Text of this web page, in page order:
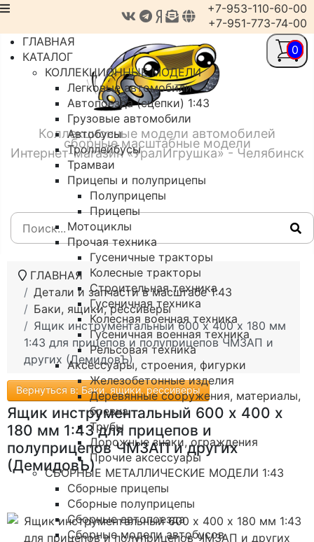
Коллекционные модели автомобилей
сборные масштабные модели
Интернет-магазин «УралИгрушка» - Челябинск
+7-953-110-60-00
+7-951-773-74-00
ГЛАВНАЯ
КАТАЛОГ
КОЛЛЕКЦИОННЫЕ МОДЕЛИ
Легковые автомобили
Автопоезда (сцепки) 1:43
Грузовые автомобили
Автобусы
Троллейбусы
Трамваи
Прицепы и полуприцепы
Полуприцепы
Прицепы
Мотоциклы
Прочая техника
Гусеничные тракторы
Колесные тракторы
Строительная техника
Гусеничная техника
Колесная военная техника
Гусеничная военная техника
Рельсовая техника
Аксессуары, строения, фигурки
Железобетонные изделия
Деревянные сооружения, материалы,
бревна
Трубы
Дорожные знаки, ограждения
Прочие аксессуары
СБОРНЫЕ МЕТАЛЛИЧЕСКИЕ МОДЕЛИ 1:43
Сборные прицепы
Сборные полуприцепы
Сборные автопоезда
Сборные модели автобусов
ГЛАВНАЯ
Детали и запчасти в масштабе 1:43
Баки, ящики, рессиверы
Ящик инструментальный 600 х 400 х 180 мм
1:43 для прицепов и полуприцепов ЧМЗАП и
других (ДемидовЪ)
Вернуться в: Баки, ящики, рессиверы
Ящик инструментальный 600 х 400 х
180 мм 1:43 для прицепов и
полуприцепов ЧМЗАП и других
(ДемидовЪ)
0